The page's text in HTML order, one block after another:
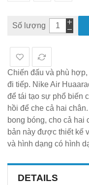
Số lượng
Chiến đấu và phù
đi tiếp. Nike Air
để tái tạo sự phổ biến
hồi để che cả hai
bong bóng, cho cả hai
bản này được thiết kế
và hình dạng có hình
DETAILS